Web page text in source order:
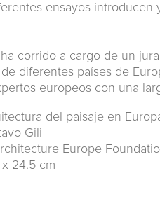
ensayos
corrido a cargo de un
diferentes países de
europeos con una
del paisaje en
Gili
Europe
24.5 cm